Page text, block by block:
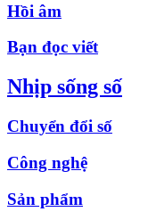
Hồi âm
Bạn đọc viết
Nhịp sống số
Chuyển đổi số
Công nghệ
Sản phẩm